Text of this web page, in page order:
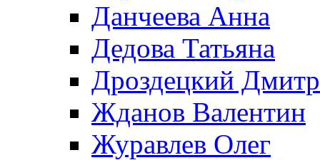
Данчеева Анна
Дедова Татьяна
Дроздецкий
Жданов Валентин
Журавлев Олег